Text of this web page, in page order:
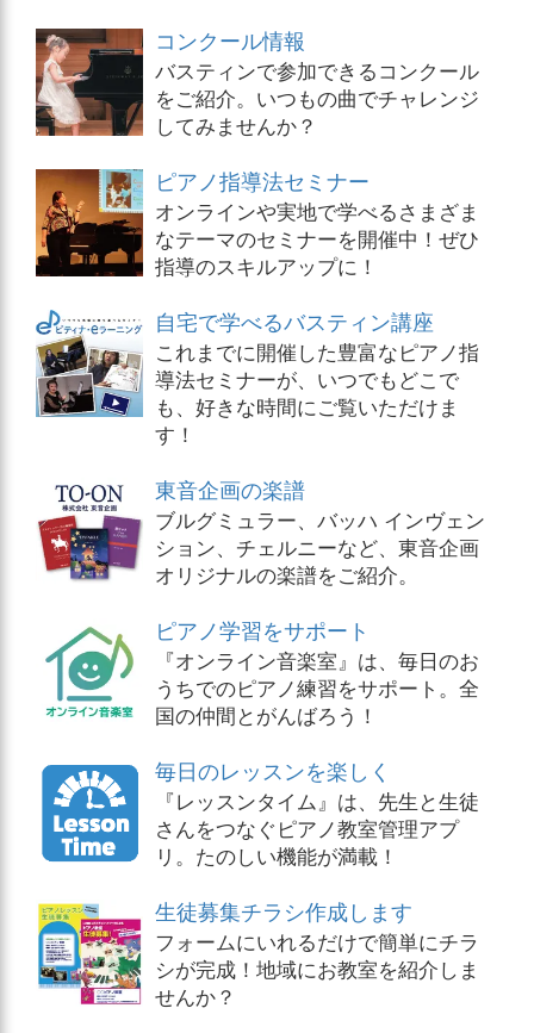
コンクール情報
バスティンで参加できるコンクール
をご紹介。いつもの曲でチャレンジ
してみませんか？
ピアノ指導法セミナー
オンラインや実地で学べるさまざま
なテーマのセミナーを開催中！ぜひ
指導のスキルアップに！
自宅で学べるバスティン講座
これまでに開催した豊富なピアノ指
導法セミナーが、いつでもどこで
も、好きな時間にご覧いただけま
す！
東音企画の楽譜
ブルグミュラー、バッハ インヴェン
ション、チェルニーなど、東音企画
オリジナルの楽譜をご紹介。
ピアノ学習をサポート
『オンライン音楽室』は、毎日のお
うちでのピアノ練習をサポート。全
国の仲間とがんばろう！
毎日のレッスンを楽しく
『レッスンタイム』は、先生と生徒
さんをつなぐピアノ教室管理アプ
リ。たのしい機能が満載！
生徒募集チラシ作成します
フォームにいれるだけで簡単にチラ
シが完成！地域にお教室を紹介しま
せんか？